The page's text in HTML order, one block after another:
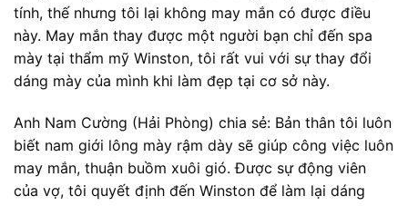
tính, thế nhưng tôi lại không may mắn có được điều
này. May mắn thay được một người bạn chỉ đến spa
mày tại thẩm mỹ Winston, tôi rất vui với sự thay đổi
dáng mày của mình khi làm đẹp tại cơ sở này.
Anh Nam Cường (Hải Phòng) chia sẻ: Bản thân tôi luôn
biết nam giới lông mày rậm dày sẽ giúp công việc luôn
may mắn, thuận buồm xuôi gió. Được sự động viên
của vợ, tôi quyết định đến Winston để làm lại dáng